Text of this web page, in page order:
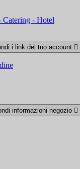
Catering - Hotel
i link del tuo account 
informazioni negozio 